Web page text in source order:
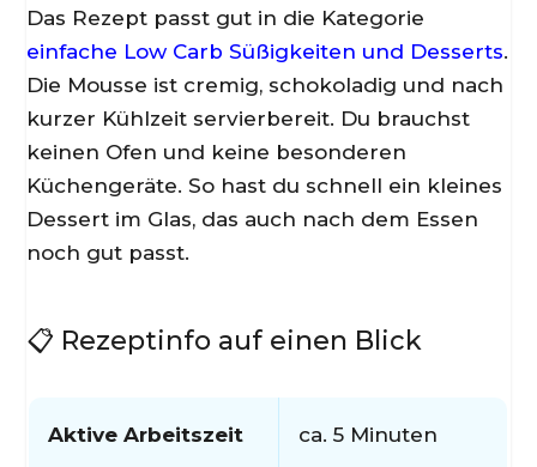
Das Rezept passt gut in die Kategorie
einfache Low Carb Süßigkeiten und Desserts.
Die Mousse ist cremig, schokoladig und nach
kurzer Kühlzeit servierbereit. Du brauchst
keinen Ofen und keine besonderen
Küchengeräte. So hast du schnell ein kleines
Dessert im Glas, das auch nach dem Essen
noch gut passt.
📋 Rezeptinfo auf einen Blick
Aktive Arbeitszeit ca. 5 Minuten